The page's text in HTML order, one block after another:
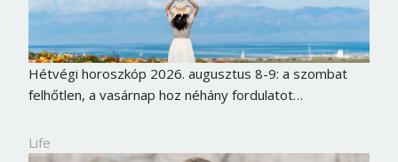
Hétvégi horoszkóp 2026. augusztus 8-9: a szombat
felhőtlen, a vasárnap hoz néhány fordulatot…
Life